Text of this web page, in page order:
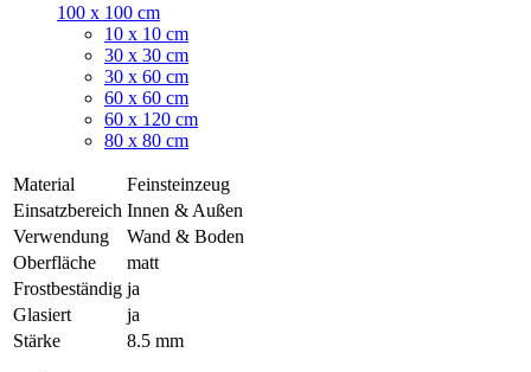
100 x 100 cm
10 x 10 cm
30 x 30 cm
30 x 60 cm
60 x 60 cm
60 x 120 cm
80 x 80 cm
Material
Feinsteinzeug
Einsatzbereich Innen & Außen
Verwendung
Wand & Boden
Oberfläche
matt
Frostbeständig ja
Glasiert
ja
Stärke
8.5 mm